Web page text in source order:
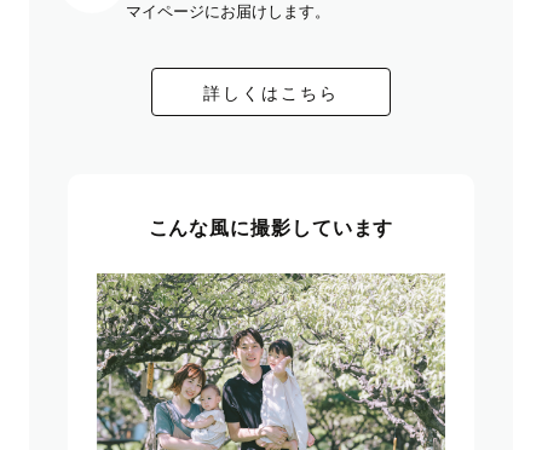
マイページにお届けします。
詳しくはこちら
こんな風に撮影しています